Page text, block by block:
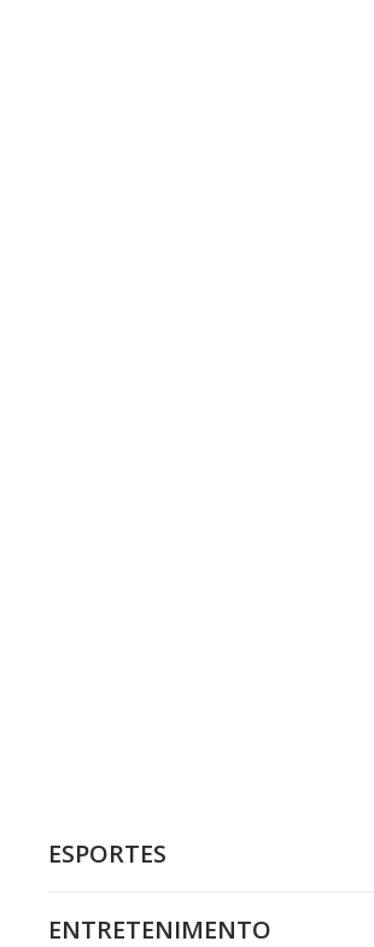
ESPORTES
ENTRETENIMENTO